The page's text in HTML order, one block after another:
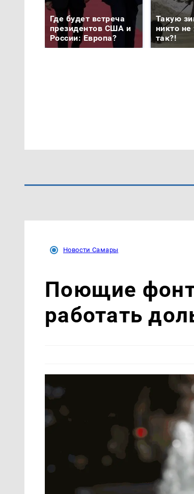
Где будет встреча
президентов США и
России: Европа?
Такую
никто
так?!
Новости Самары
Поющие
работать